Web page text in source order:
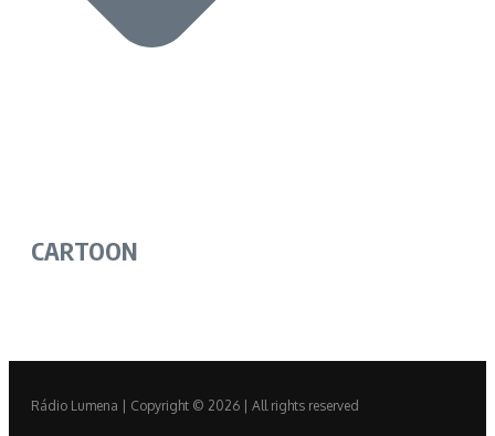
CARTOON
Rádio Lumena | Copyright © 2026 | All rights reserved